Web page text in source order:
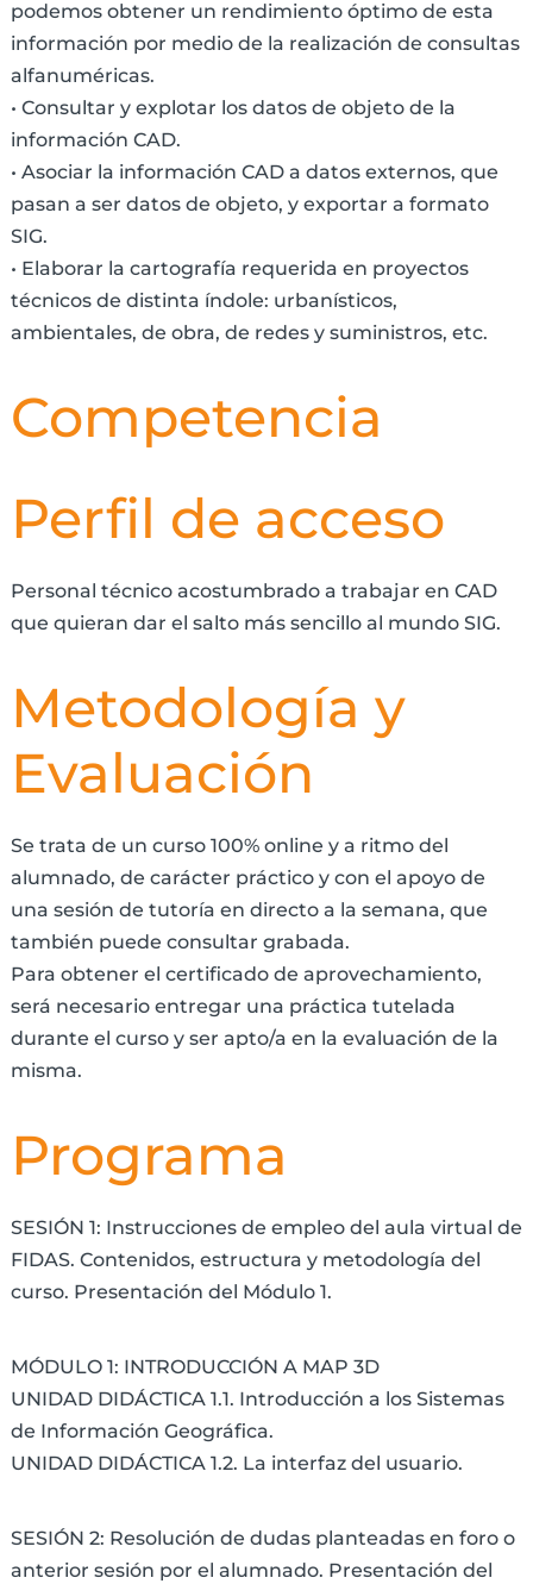
podemos obtener un rendimiento óptimo de esta
información por medio de la realización de consultas
alfanuméricas.
• Consultar y explotar los datos de objeto de la
información CAD.
• Asociar la información CAD a datos externos, que
pasan a ser datos de objeto, y exportar a formato
SIG.
• Elaborar la cartografía requerida en proyectos
técnicos de distinta índole: urbanísticos,
ambientales, de obra, de redes y suministros, etc.
Competencia
Perfil de acceso
Personal técnico acostumbrado a trabajar en CAD
que quieran dar el salto más sencillo al mundo SIG.
Metodología y
Evaluación
Se trata de un curso 100% online y a ritmo del
alumnado, de carácter práctico y con el apoyo de
una sesión de tutoría en directo a la semana, que
también puede consultar grabada.
Para obtener el certificado de aprovechamiento,
será necesario entregar una práctica tutelada
durante el curso y ser apto/a en la evaluación de la
misma.
Programa
SESIÓN 1: Instrucciones de empleo del aula virtual de
FIDAS. Contenidos, estructura y metodología del
curso. Presentación del Módulo 1.
MÓDULO 1: INTRODUCCIÓN A MAP 3D
UNIDAD DIDÁCTICA 1.1. Introducción a los Sistemas
de Información Geográfica.
UNIDAD DIDÁCTICA 1.2. La interfaz del usuario.
SESIÓN 2: Resolución de dudas planteadas en foro o
anterior sesión por el alumnado. Presentación del